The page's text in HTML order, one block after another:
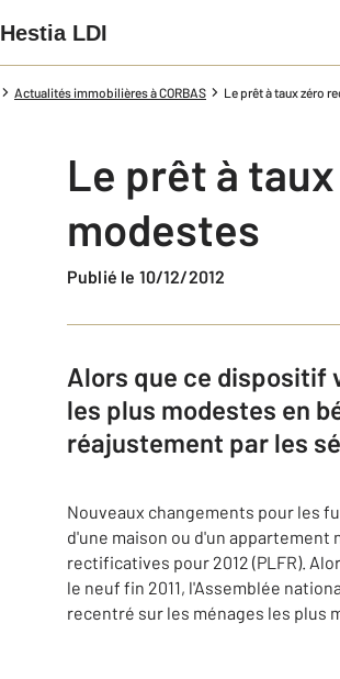
Hestia LDI
Actualités immobilières à CORBAS Le prêt à taux zéro
Le prêt à
modestes
Publié le 10/12/2012
Alors que ce dispositif
les plus modestes en
réajustement par les
Nouveaux changements pour les
d'une maison ou d'un
rectificatives pour 2012 (PLFR).
le neuf fin 2011, l'Assemblée
recentré sur les ménages les plus